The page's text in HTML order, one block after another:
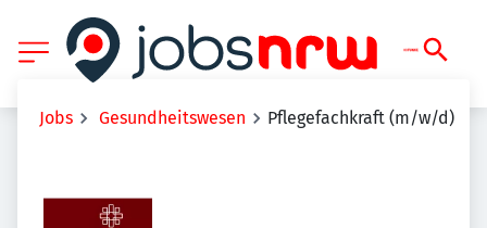
Jobs Gesundheitswesen Pflegefachkraft (m/w/d)